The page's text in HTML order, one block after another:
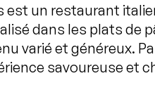
est un restaurant
dans les plats de
varié et généreux.
savoureuse et